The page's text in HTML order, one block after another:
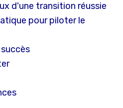
d'une transition réussie
pour piloter le